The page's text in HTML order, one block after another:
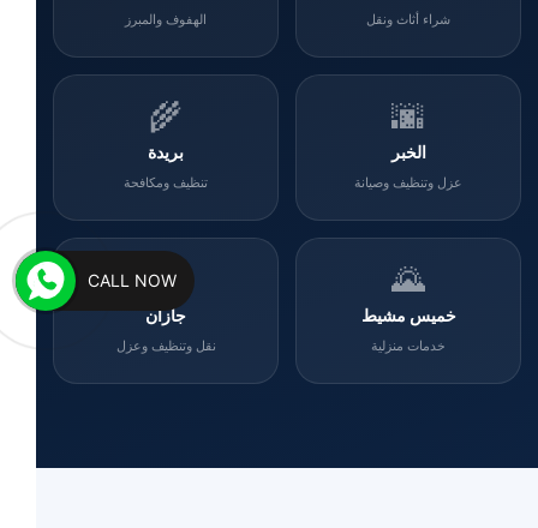
شراء أثاث ونقل الهفوف والمبرز
🌆
الخبر
عزل وتنظيف وصيانة
🌾
بريدة
تنظيف ومكافحة
🌄
خميس مشيط
خدمات منزلية
🌊
جازان
نقل وتنظيف وعزل
CALL NOW